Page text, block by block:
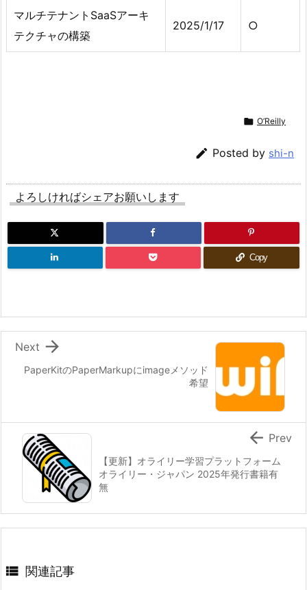
マルチテナントSaaSアーキ
テクチャの構築
2025/1/17 ○
 O’Reilly
 Posted by shi-n
よろしければシェアお願いします
Copy
PaperKitのPaperMarkupにimageメソッド
希望

Next
【更新】オライリー学習プラットフォーム
オライリー・ジャパン 2025年発行書籍有
無
 Prev
 関連記事